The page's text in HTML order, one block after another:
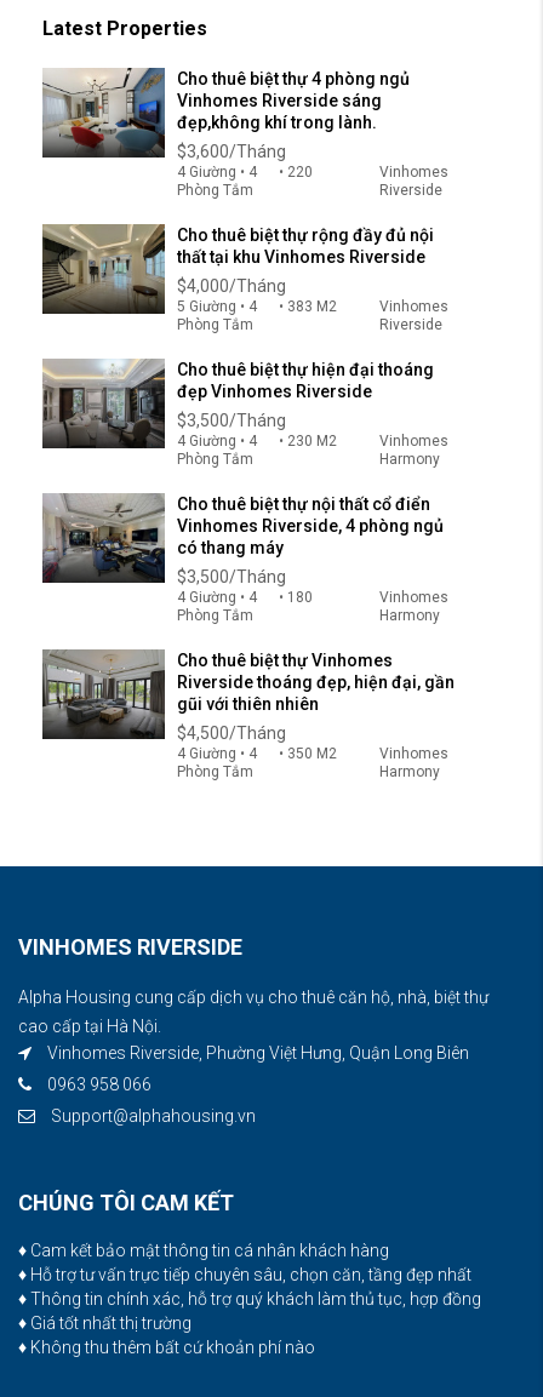
Latest Properties
Cho thuê biệt thự 4 phòng ngủ
Vinhomes Riverside sáng
đẹp,không khí trong lành.
$3,600/Tháng
4 Giường • 4
Phòng Tắm
• 220
Vinhomes
Riverside
Cho thuê biệt thự rộng đầy đủ nội
thất tại khu Vinhomes Riverside
$4,000/Tháng
5 Giường • 4
Phòng Tắm
• 383 M2
Vinhomes
Riverside
Cho thuê biệt thự hiện đại thoáng
đẹp Vinhomes Riverside
$3,500/Tháng
4 Giường • 4
Phòng Tắm
• 230 M2
Vinhomes
Harmony
Cho thuê biệt thự nội thất cổ điển
Vinhomes Riverside, 4 phòng ngủ
có thang máy
$3,500/Tháng
4 Giường • 4
Phòng Tắm
• 180
Vinhomes
Harmony
Cho thuê biệt thự Vinhomes
Riverside thoáng đẹp, hiện đại, gần
gũi với thiên nhiên
$4,500/Tháng
4 Giường • 4
Phòng Tắm
• 350 M2
Vinhomes
Harmony
VINHOMES RIVERSIDE
Alpha Housing cung cấp dịch vụ cho thuê căn hộ, nhà, biệt thự
cao cấp tại Hà Nội.
Vinhomes Riverside, Phường Việt Hưng, Quận Long Biên
0963 958 066
Support@alphahousing.vn
CHÚNG TÔI CAM KẾT
♦ Cam kết bảo mật thông tin cá nhân khách hàng
♦ Hỗ trợ tư vấn trực tiếp chuyên sâu, chọn căn, tầng đẹp nhất
♦ Thông tin chính xác, hỗ trợ quý khách làm thủ tục, hợp đồng
♦ Giá tốt nhất thị trường
♦ Không thu thêm bất cứ khoản phí nào